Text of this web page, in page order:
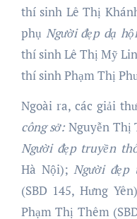
thí sinh Lê Thị
phụ Người đẹp dạ
thí sinh Lê Thị Mỹ
thí sinh Phạm Thị
Ngoài ra, các giải
công sở:Nguyễn Thị
Người đẹp truyền
Hà Nội);Người đẹp
(SBD 145, Hưng
Phạm Thị Thêm